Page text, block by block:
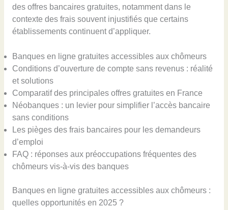
des offres bancaires gratuites, notamment dans le
contexte des frais souvent injustifiés que certains
établissements continuent d’appliquer.
Banques en ligne gratuites accessibles aux chômeurs
Conditions d’ouverture de compte sans revenus : réalité
et solutions
Comparatif des principales offres gratuites en France
Néobanques : un levier pour simplifier l’accès bancaire
sans conditions
Les pièges des frais bancaires pour les demandeurs
d’emploi
FAQ : réponses aux préoccupations fréquentes des
chômeurs vis-à-vis des banques
Banques en ligne gratuites accessibles aux chômeurs :
quelles opportunités en 2025 ?